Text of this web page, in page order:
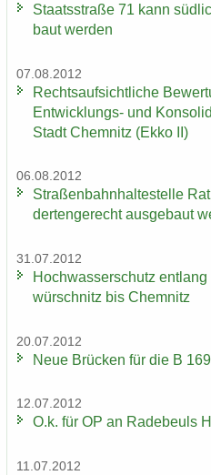
Staats­stra­ße 71 kann
baut wer­den
07.08.2012
Rechts­auf­sicht­li­che
Entwicklungs-​ und
Stadt Chem­nitz (Ekko II)
06.08.2012
Stra­ßen­bahn­hal­te­stel­le
der­ten­ge­recht aus­ge­baut
31.07.2012
Hoch­was­ser­schutz
wür­schnitz bis Chem­nitz
20.07.2012
Neue Brü­cken für die B
12.07.2012
O.k. für OP an Ra­de­beuls
11.07.2012